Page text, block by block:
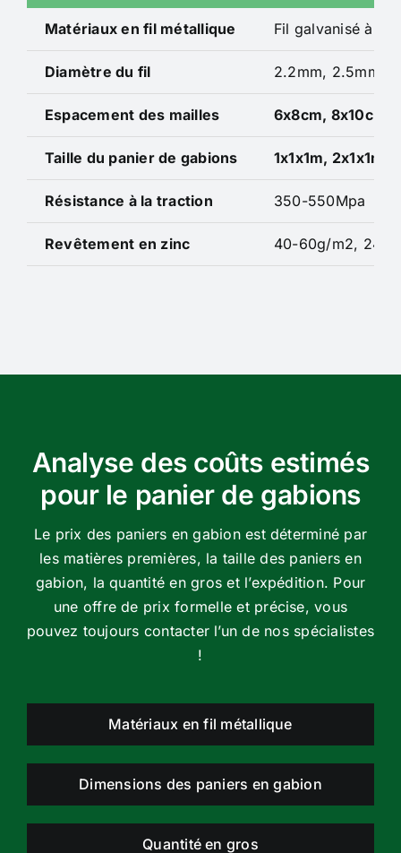
Matériaux en fil métallique Fil galvanisé à
Diamètre du fil 2.2mm, 2.5mm,
Espacement des mailles 6x8cm, 8x10cm,
Taille du panier de gabions 1x1x1m, 2x1x1m,
Résistance à la traction 350-550Mpa
Revêtement en zinc 40-60g/m2, 240-
Analyse des coûts estimés
pour le panier de gabions
Le prix des paniers en gabion est déterminé par
les matières premières, la taille des paniers en
gabion, la quantité en gros et l’expédition. Pour
une offre de prix formelle et précise, vous
pouvez toujours contacter l’un de nos spécialistes
!
Matériaux en fil métallique
Dimensions des paniers en gabion
Quantité en gros